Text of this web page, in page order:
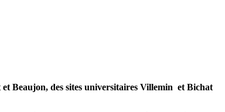
Beaujon, des sites universitaires Villemin et Bichat